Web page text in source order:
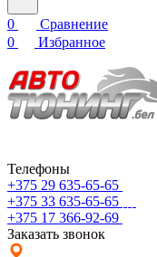
0
Сравнение
0
Избранное
Телефоны
+375 29 635-65-65
+375 33 635-65-65
+375 17 366-92-69
Заказать звонок